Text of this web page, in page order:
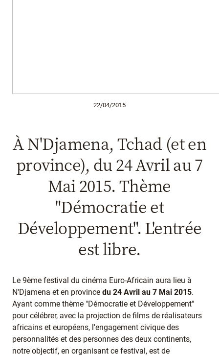
22/04/2015
À N'Djamena, Tchad (et en
province), du 24 Avril au 7
Mai 2015. Thème
"Démocratie et
Développement". L'entrée
est libre.
Le 9ème festival du cinéma Euro-Africain aura lieu à
N'Djamena et en province du 24 Avril au 7 Mai 2015.
Ayant comme thème "Démocratie et Développement"
pour célébrer, avec la projection de films de réalisateurs
africains et européens, l'engagement civique des
personnalités et des personnes des deux continents,
notre objectif, en organisant ce festival, est de